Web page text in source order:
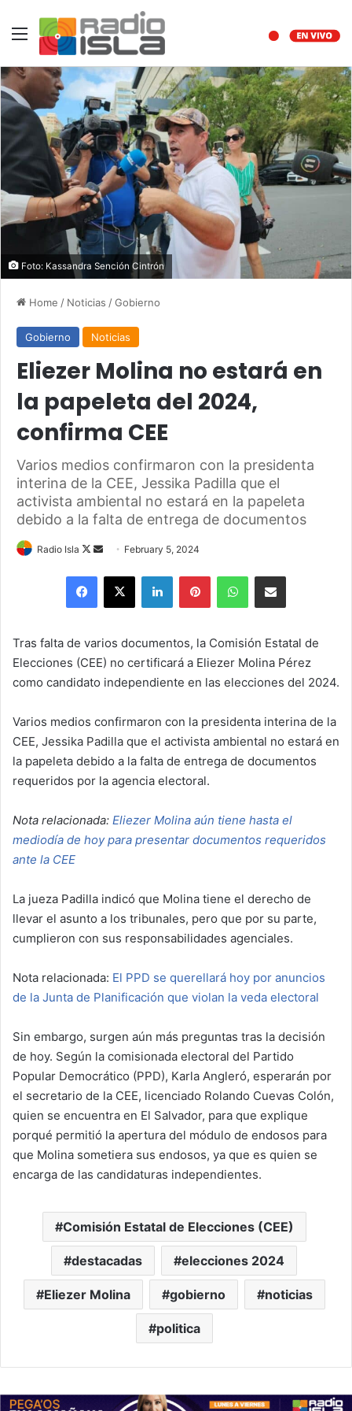
Menu
Foto: Kassandra Sención Cintrón
Home / Noticias /Gobierno
Gobierno Noticias
Eliezer Molina no estará en
la papeleta del 2024,
confirma CEE
Varios medios confirmaron con la presidenta
interina de la CEE, Jessika Padilla que el
activista ambiental no estará en la papeleta
debido a la falta de entrega de documentos
Radio Isla
Follow
Send
email
February 5, 2024
Facebook
X LinkedInPinterestWhatsAppShare via Email
Tras falta de varios documentos, la Comisión Estatal de
Elecciones (CEE) no certificará a Eliezer Molina Pérez
como candidato independiente en las elecciones del 2024.
Varios medios confirmaron con la presidenta interina de la
CEE, Jessika Padilla que el activista ambiental no estará en
la papeleta debido a la falta de entrega de documentos
requeridos por la agencia electoral.
Nota relacionada: Eliezer Molina aún tiene hasta el
mediodía de hoy para presentar documentos requeridos
ante la CEE
La jueza Padilla indicó que Molina tiene el derecho de
llevar el asunto a los tribunales, pero que por su parte,
cumplieron con sus responsabilidades agenciales.
Nota relacionada: El PPD se querellará hoy por anuncios
de la Junta de Planificación que violan la veda electoral
Sin embargo, surgen aún más preguntas tras la decisión
de hoy. Según la comisionada electoral del Partido
Popular Democrático (PPD), Karla Angleró, esperarán por
el secretario de la CEE, licenciado Rolando Cuevas Colón,
quien se encuentra en El Salvador, para que explique
porqué permitió la apertura del módulo de endosos para
que Molina sometiera sus endosos, ya que es quien se
encarga de las candidaturas independientes.
Comisión Estatal de Elecciones (CEE)
destacadas elecciones 2024
Eliezer Molina gobierno noticias
politica